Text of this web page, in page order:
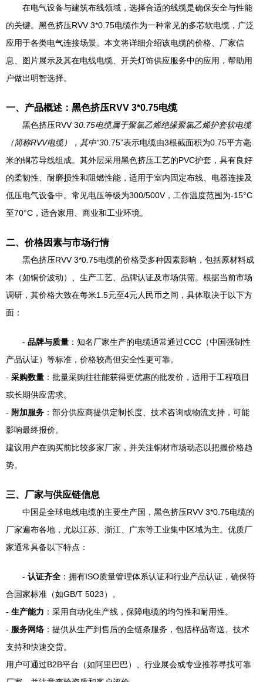
在电气设备与建筑布线领域，选择合适的线缆是确保安全与性能
的关键。黑色挤压RVV 3*0.75电缆作为一种常见的多芯软电缆，广泛
应用于各类电气连接场景。本文将详细介绍该电缆的价格、厂家信
息、图片展示及其在电线电缆、开关灯饰供应服务中的应用，帮助用
户做出明智选择。
一、产品概述：黑色挤压RVV 3*0.75电缆
黑色挤压RVV 30.75电缆属于聚氯乙烯绝缘聚氯乙烯护套软电缆
（简称RVV电缆），其中“30.75”表示电缆由3根截面积为0.75平方毫
米的铜芯导线组成。其外层采用黑色挤压工艺的PVC护套，具有良好
的柔韧性、耐磨损性和阻燃性能，适用于室内固定布线、电器连接及
低压电气设备中。常见电压等级为300/500V，工作温度范围为-15°C
至70°C，适合家用、商业和工业环境。
二、价格因素与市场行情
黑色挤压RVV 3*0.75电缆的价格受多种因素影响，包括原材料成
本（如铜价波动）、生产工艺、品牌认证及市场供需。根据当前市场
调研，其价格大致在每米1.5元至4元人民币之间，具体取决于以下方
面：
- 品牌与质量 ：知名厂家生产的电缆通常通过CCC（中国强制性
产品认证）等标准，价格较高但安全性更可靠。
- 采购数量 ：批量采购往往能获得更优惠的批发价，适用于工程项目
或长期供应需求。
- 附加服务 ：部分供应商提供定制长度、技术咨询或物流支持，可能
影响最终报价。
建议用户在购买前比较多家厂家，并关注铜材市场动态以把握价格趋
势。
三、厂家与供应链信息
中国是全球电线电缆的主要生产国，黑色挤压RVV 3*0.75电缆的
厂家遍布各地，尤以江苏、浙江、广东等工业集中区域为主。优质厂
家通常具备以下特点：
- 认证齐全 ：拥有ISO质量管理体系认证和行业产品认证，确保符
合国家标准（如GB/T 5023）。
- 生产能力 ：采用自动化生产线，保障电缆的均匀性和耐用性。
- 服务网络 ：提供从生产到售后的全链条服务，包括样品寄送、技术
支持和快速交货。
用户可通过B2B平台（如阿里巴巴）、行业展会或专业推荐寻找可靠